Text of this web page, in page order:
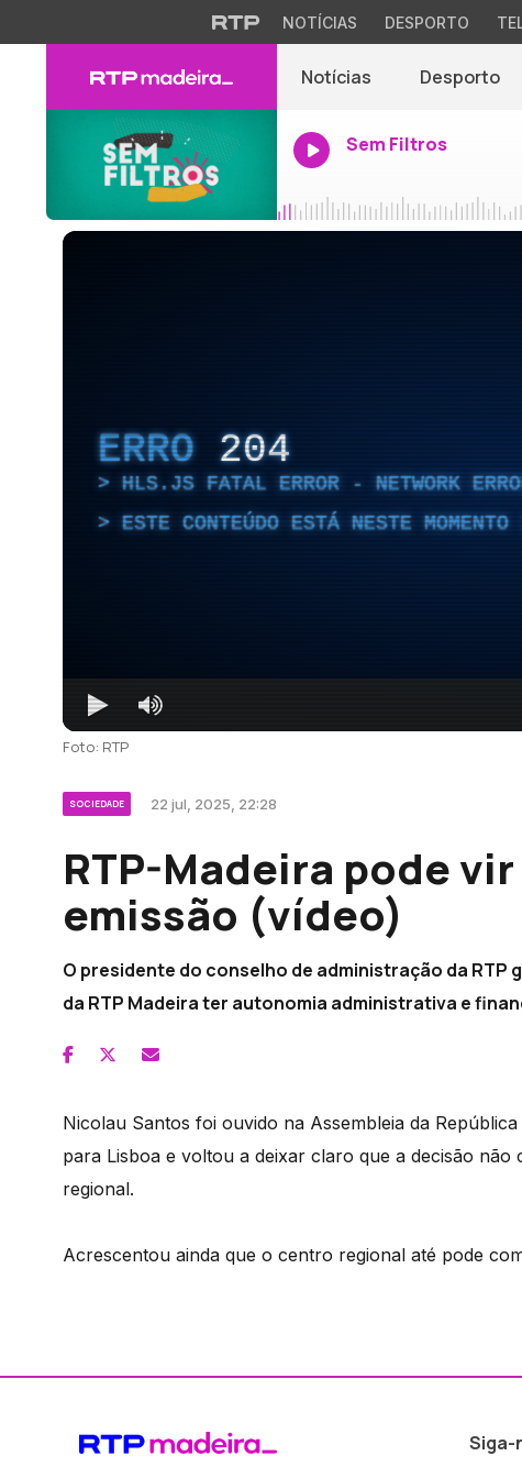
NOTÍCIAS DESPORTO
Notícias Desporto
Sem Filtros
ERRO 204
HLS.JS FATAL ERROR - NETWORK
ESTE CONTEÚDO ESTÁ NESTE
Foto: RTP
SOCIEDADE 22 jul, 2025, 22:28
RTP-Madeira pode
emissão (vídeo)
O presidente do conselho de administração da
da RTP Madeira ter autonomia administrativa e
Nicolau Santos foi ouvido na Assembleia da
para Lisboa e voltou a deixar claro que a decisão
regional.
Acrescentou ainda que o centro regional até pode
Siga-